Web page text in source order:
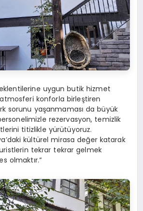
uygun butik hizmet
konforla birleştiren
sorunu yaşanmaması da büyük
rezervasyon, temizlik
titizlikle yürütüyoruz.
kültürel mirasa değer katarak
tekrar tekrar gelmek
olmaktır.”